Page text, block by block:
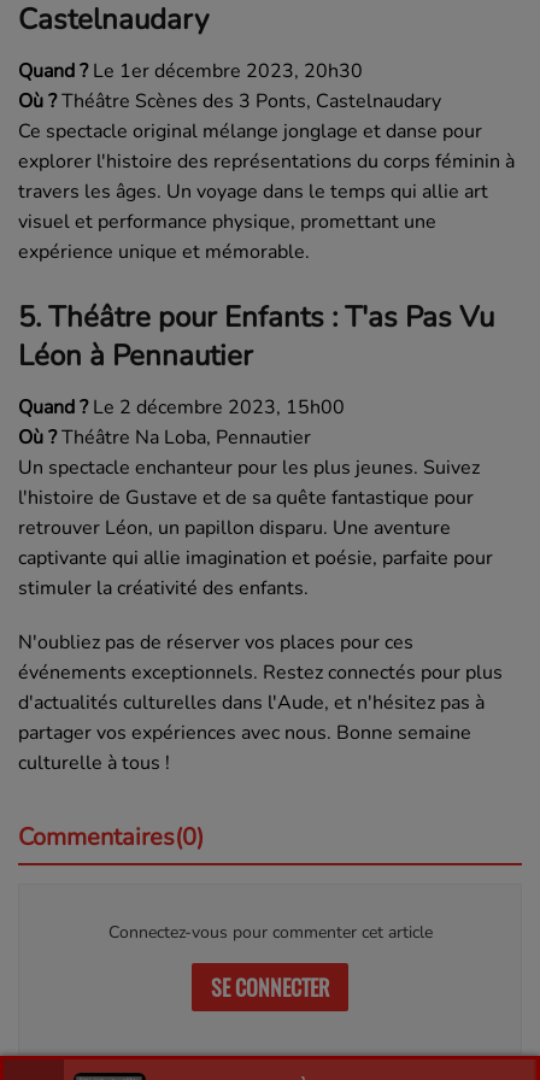
Castelnaudary
Quand ?Le 1er décembre 2023, 20h30
Où ?Théâtre Scènes des 3 Ponts, Castelnaudary
Ce spectacle original mélange jonglage et danse pour
explorer l'histoire des représentations du corps féminin à
travers les âges. Un voyage dans le temps qui allie art
visuel et performance physique, promettant une
expérience unique et mémorable.
5.Théâtre pour Enfants : T'as Pas Vu
Léon à Pennautier
Quand ?Le 2 décembre 2023, 15h00
Où ?Théâtre Na Loba, Pennautier
Un spectacle enchanteur pour les plus jeunes. Suivez
l'histoire de Gustave et de sa quête fantastique pour
retrouver Léon, un papillon disparu. Une aventure
captivante qui allie imagination et poésie, parfaite pour
stimuler la créativité des enfants.
N'oubliez pas de réserver vos places pour ces
événements exceptionnels. Restez connectés pour plus
d'actualités culturelles dans l'Aude, et n'hésitez pas à
partager vos expériences avec nous. Bonne semaine
culturelle à tous !
Commentaires(0)
Connectez-vous pour commenter cet article
SE CONNECTER